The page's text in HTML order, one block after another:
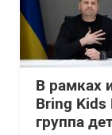
В рамках
Bring Kids
группа